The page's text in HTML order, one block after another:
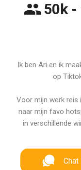
50k -
Ik ben Ari en ik
op
Voor mijn werk reis
naar mijn favo
in verschillende
Chat